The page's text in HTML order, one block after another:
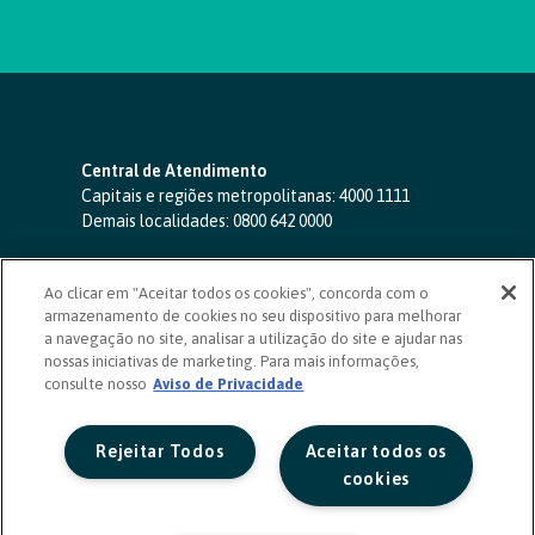
Central de Atendimento
Capitais e regiões metropolitanas: 4000 1111
Demais localidades: 0800 642 0000
SAC 24 horas-0800 724 4420
Ouvidoria
0800 725 0996
(de segunda a sexta, das 8h às 20h)
ouvidoriasicoob.com.br
Deficientes auditivos ou de fala
Ao clicar em "Aceitar todos os cookies", concorda com o
armazenamento de cookies no seu dispositivo para melhorar
a navegação no site, analisar a utilização do site e ajudar nas
nossas iniciativas de marketing. Para mais informações,
consulte nosso Aviso de Privacidade
Aceitar todos os
cookies
Rejeitar Todos